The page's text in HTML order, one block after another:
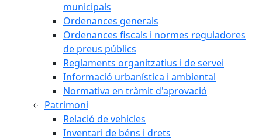
municipals
Ordenances generals
Ordenances fiscals i normes reguladores
de preus públics
Reglaments organitzatius i de servei
Informació urbanística i ambiental
Normativa en tràmit d'aprovació
Patrimoni
Relació de vehicles
Inventari de béns i drets